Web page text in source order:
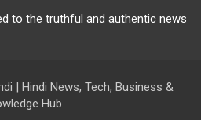
to the truthful and authentic news
| Hindi News, Tech, Business &
Hub